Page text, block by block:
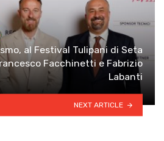
al Festival Tulipani di Seta
Facchinetti e Fabrizio
Labanti
NEXT ARTICLE